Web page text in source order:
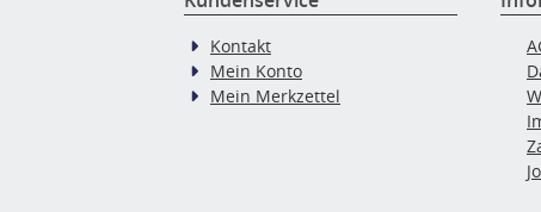
Kontakt
Mein Konto
Mein Merkzettel